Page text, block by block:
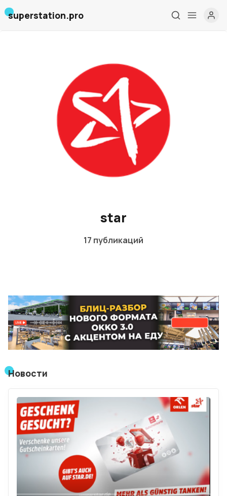
Главная
О нас
Дизайн и проектирование
Консалтинг и обучение
Блог
Контакты
Лучшие АЗС мира
Подписка
Условия использования материалов
superstation.pro
star
17 публикаций
Новости